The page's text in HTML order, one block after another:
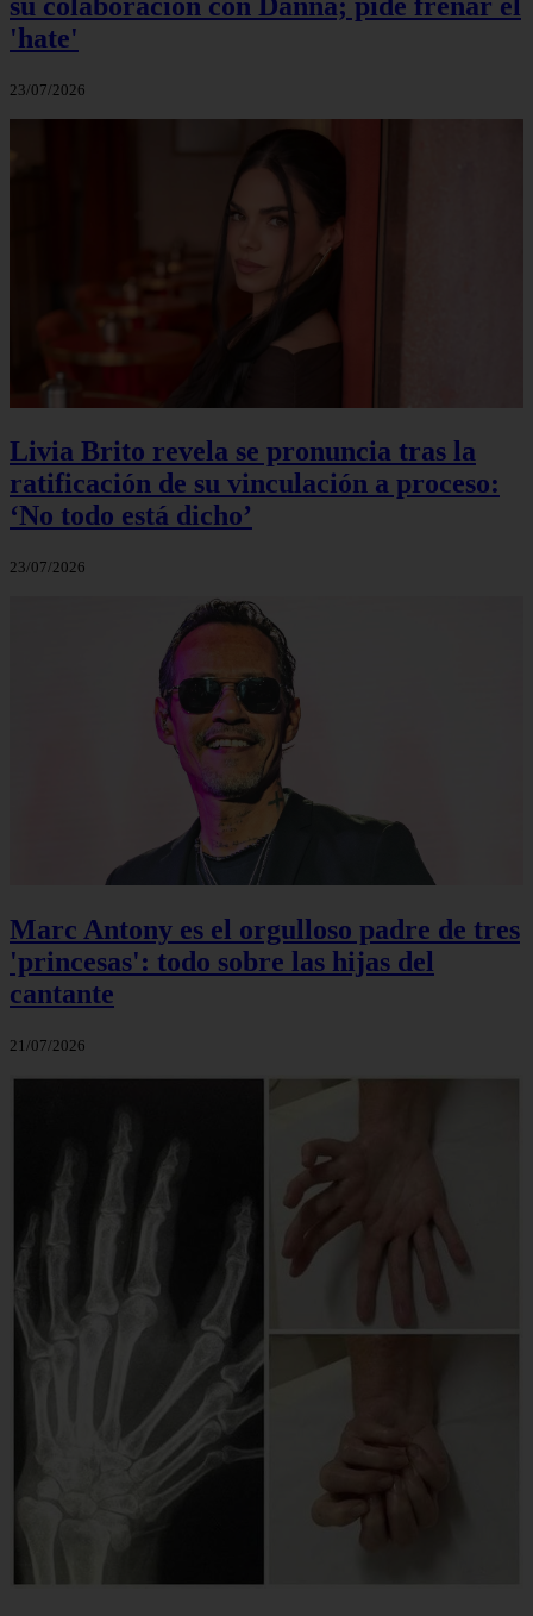
'hate'
23/07/2026
Livia Brito revela se pronuncia tras la
ratificación de su vinculación a proceso:
‘No todo está dicho’
23/07/2026
Marc Antony es el orgulloso padre de tres
'princesas': todo sobre las hijas del
cantante
21/07/2026